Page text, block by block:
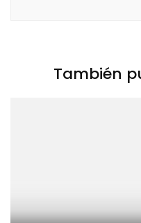
También